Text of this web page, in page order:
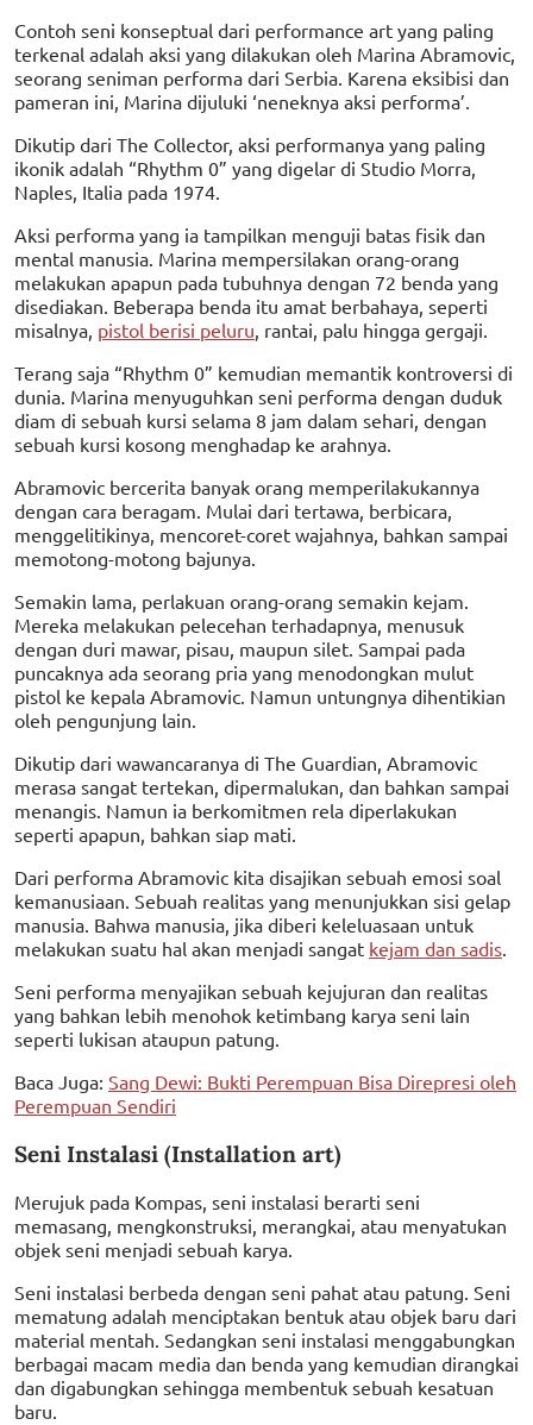
Contoh seni konseptual dari performance art yang paling
terkenal adalah aksi yang dilakukan oleh Marina Abramovic,
seorang seniman performa dari Serbia. Karena eksibisi dan
pameran ini, Marina dijuluki ‘neneknya aksi performa’.
Dikutip dari The Collector, aksi performanya yang paling
ikonik adalah “Rhythm 0” yang digelar di Studio Morra,
Naples, Italia pada 1974.
Aksi performa yang ia tampilkan menguji batas fisik dan
mental manusia. Marina mempersilakan orang-orang
melakukan apapun pada tubuhnya dengan 72 benda yang
disediakan. Beberapa benda itu amat berbahaya, seperti
misalnya, pistol berisi peluru , rantai, palu hingga gergaji.
Terang saja “Rhythm 0” kemudian memantik kontroversi di
dunia. Marina menyuguhkan seni performa dengan duduk
diam di sebuah kursi selama 8 jam dalam sehari, dengan
sebuah kursi kosong menghadap ke arahnya.
Abramovic bercerita banyak orang memperilakukannya
dengan cara beragam. Mulai dari tertawa, berbicara,
menggelitikinya, mencoret-coret wajahnya, bahkan sampai
memotong-motong bajunya.
Semakin lama, perlakuan orang-orang semakin kejam.
Mereka melakukan pelecehan terhadapnya, menusuk
dengan duri mawar, pisau, maupun silet. Sampai pada
puncaknya ada seorang pria yang menodongkan mulut
pistol ke kepala Abramovic. Namun untungnya dihentikian
oleh pengunjung lain.
Dikutip dari wawancaranya di The Guardian, Abramovic
merasa sangat tertekan, dipermalukan, dan bahkan sampai
menangis. Namun ia berkomitmen rela diperlakukan
seperti apapun, bahkan siap mati.
Dari performa Abramovic kita disajikan sebuah emosi soal
kemanusiaan. Sebuah realitas yang menunjukkan sisi gelap
manusia. Bahwa manusia, jika diberi keleluasaan untuk
melakukan suatu hal akan menjadi sangat kejam dan sadis
Seni performa menyajikan sebuah kejujuran dan realitas
yang bahkan lebih menohok ketimbang karya seni lain
seperti lukisan ataupun patung.
Baca Juga: Sang Dewi: Bukti Perempuan Bisa Direpresi oleh
Perempuan Sendiri
Seni Instalasi (Installation art)
Merujuk pada Kompas, seni instalasi berarti seni
memasang, mengkonstruksi, merangkai, atau menyatukan
objek seni menjadi sebuah karya.
Seni instalasi berbeda dengan seni pahat atau patung. Seni
mematung adalah menciptakan bentuk atau objek baru dari
material mentah. Sedangkan seni instalasi menggabungkan
berbagai macam media dan benda yang kemudian dirangkai
dan digabungkan sehingga membentuk sebuah kesatuan
baru.